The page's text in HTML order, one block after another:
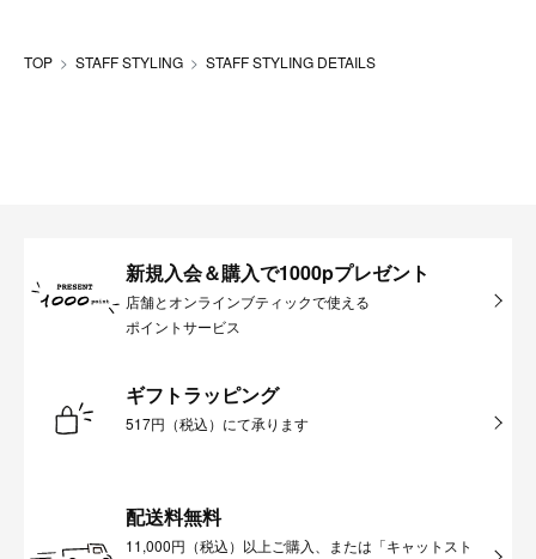
TOP STAFF STYLING STAFF STYLING DETAILS
新規入会＆購入で1000pプレゼント
店舗とオンラインブティックで使える
ポイントサービス
ギフトラッピング
517円（税込）にて承ります
配送料無料
11,000円（税込）以上ご購入、または「キャットスト